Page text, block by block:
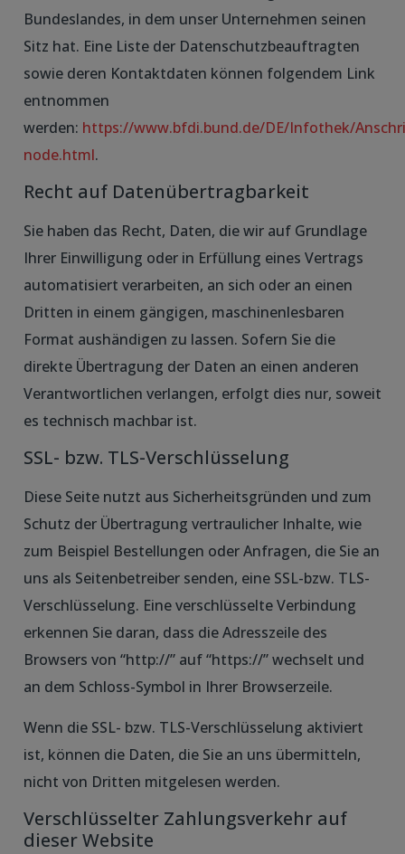
Bundeslandes, in dem unser Unternehmen seinen
Sitz hat. Eine Liste der Datenschutzbeauftragten
sowie deren Kontaktdaten können folgendem Link
entnommen
werden: https://www.bfdi.bund.de/DE/Infothek/
node.html.
Recht auf Datenübertragbarkeit
Sie haben das Recht, Daten, die wir auf Grundlage
Ihrer Einwilligung oder in Erfüllung eines Vertrags
automatisiert verarbeiten, an sich oder an einen
Dritten in einem gängigen, maschinenlesbaren
Format aushändigen zu lassen. Sofern Sie die
direkte Übertragung der Daten an einen anderen
Verantwortlichen verlangen, erfolgt dies nur, soweit
es technisch machbar ist.
SSL- bzw. TLS-Verschlüsselung
Diese Seite nutzt aus Sicherheitsgründen und zum
Schutz der Übertragung vertraulicher Inhalte, wie
zum Beispiel Bestellungen oder Anfragen, die Sie an
uns als Seitenbetreiber senden, eine SSL-bzw. TLS-
Verschlüsselung. Eine verschlüsselte Verbindung
erkennen Sie daran, dass die Adresszeile des
Browsers von “http://” auf “https://” wechselt und
an dem Schloss-Symbol in Ihrer Browserzeile.
Wenn die SSL- bzw. TLS-Verschlüsselung aktiviert
ist, können die Daten, die Sie an uns übermitteln,
nicht von Dritten mitgelesen werden.
Verschlüsselter Zahlungsverkehr auf
dieser Website